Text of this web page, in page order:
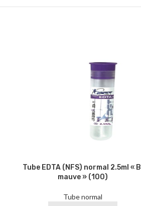
Tube EDTA (NFS) normal 2.5ml «
mauve » (100)
Tube normal